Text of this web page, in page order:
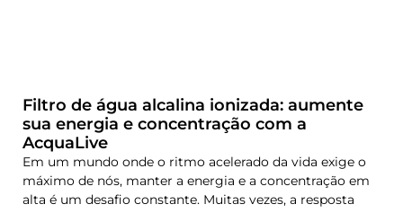
Filtro de água alcalina ionizada: aumente
sua energia e concentração com a
AcquaLive
Em um mundo onde o ritmo acelerado da vida exige o
máximo de nós, manter a energia e a concentração em
alta é um desafio constante. Muitas vezes, a resposta